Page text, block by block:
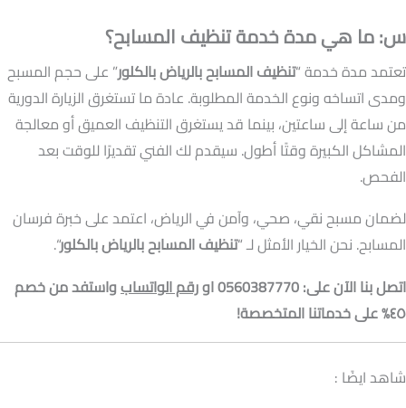
س: ما هي مدة خدمة تنظيف المسابح؟
تعتمد مدة خدمة “تنظيف المسابح بالرياض بالكلور” على حجم المسبح
ومدى اتساخه ونوع الخدمة المطلوبة. عادة ما تستغرق الزيارة الدورية
من ساعة إلى ساعتين، بينما قد يستغرق التنظيف العميق أو معالجة
المشاكل الكبيرة وقتًا أطول. سيقدم لك الفني تقديرًا للوقت بعد
الفحص.
لضمان مسبح نقي، صحي، وآمن في الرياض، اعتمد على خبرة فرسان
المسابح. نحن الخيار الأمثل لـ “تنظيف المسابح بالرياض بالكلور“.
اتصل بنا الآن على: 0560387770 او
رقم الواتسابواستفد من خصم
٤٥% على خدماتنا المتخصصة!
شاهد ايضًا :